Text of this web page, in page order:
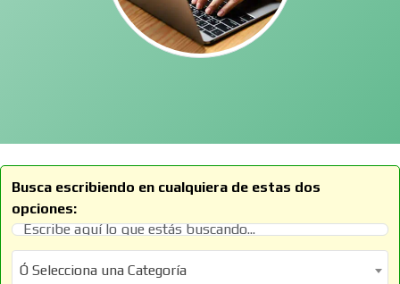
Busca escribiendo en cualquiera de estas dos
opciones:
Ó Selecciona una Categoría
Ó Selecciona una Categoría